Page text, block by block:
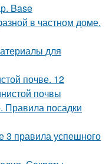
Base
в частном доме.
для
почве. 12
почвы
Правила посадки
3 правила успешного